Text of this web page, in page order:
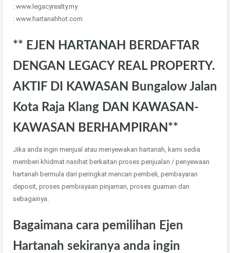
: www.legacyrealty.my
: www.hartanahhot.com
** EJEN HARTANAH BERDAFTAR
DENGAN LEGACY REAL PROPERTY.
AKTIF DI KAWASAN Bungalow Jalan
Kota Raja Klang DAN KAWASAN-
KAWASAN BERHAMPIRAN**
Jika anda ingin menjual atau menyewakan hartanah, kami sedia
memberi khidmat nasihat berkaitan proses penjualan / penyewaan
hartanah bermula dari peringkat mencari pembeli, pembayaran
deposit, proses pembiayaan pinjaman, proses guaman dan
sebagainya.
Bagaimana cara pemilihan Ejen
Hartanah sekiranya anda ingin